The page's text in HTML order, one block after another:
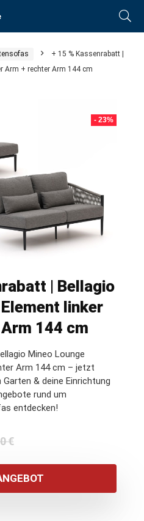
+ 15 % Kassenrabatt |
Arm + rechter Arm 144 cm
- 23%
| Bellagio
linker
144 cm
Mineo Lounge
Arm 144 cm – jetzt
& deine Einrichtung
rund um
entdecken!
€Ursprünglicher
war:
1.950,00 €
Aktueller
ist:
1.500,00 €.